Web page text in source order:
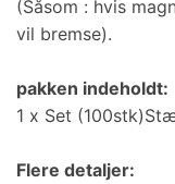
(Såsom : hvis
vil bremse).
pakken indeholdt:
1 x Set
Flere detaljer: